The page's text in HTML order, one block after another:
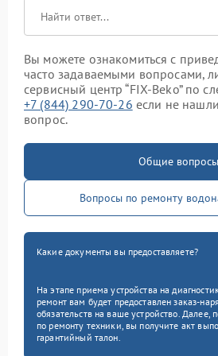
Вы можете ознакомиться с
часто задаваемыми вопросами,
сервисный центр “FIX-Beko” по
+7 (844) 290-70-26 если не
вопрос.
Общие вопросы
Вопросы по ремонту
Какие документы вы предоставляете?
На этапе приема устройства на
ремонт вам будет предоставлен заказ-
обязательств на ваше устройство. Далее,
по ремонту техники, вы получите акт
гарантийный талон.